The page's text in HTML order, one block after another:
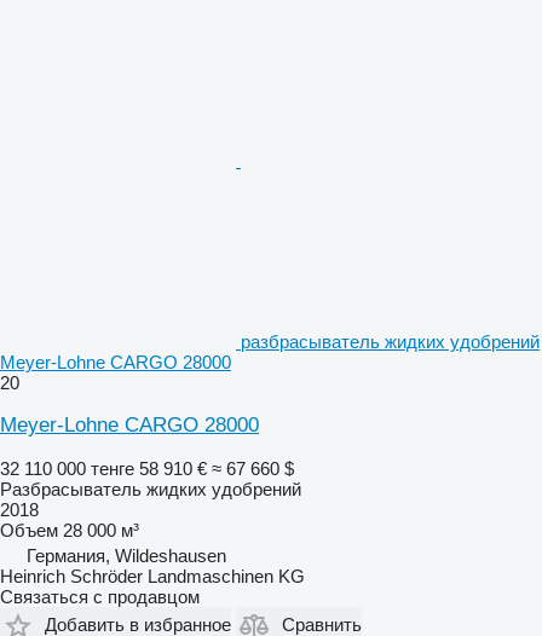
разбрасыватель жидких удобрений
Meyer-Lohne CARGO 28000
20
Meyer-Lohne CARGO 28000
32 110 000 тенге 58 910 € ≈ 67 660 $
Разбрасыватель жидких удобрений
2018
Объем 28 000 м³
Германия, Wildeshausen
Heinrich Schröder Landmaschinen KG
Связаться с продавцом
Добавить в избранное
Сравнить